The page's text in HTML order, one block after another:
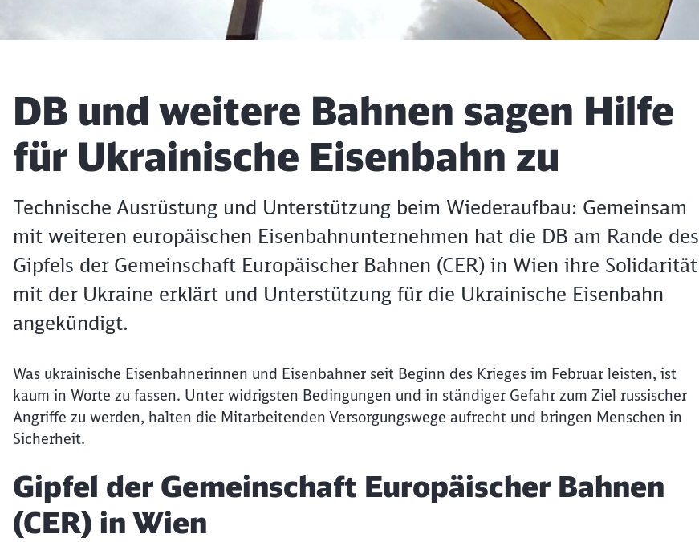
Artikel:
DB und weitere Bahnen sagen Hilfe
für Ukrainische Eisenbahn zu
Technische Ausrüstung und Unterstützung beim Wiederaufbau: Gemeinsam
mit weiteren europäischen Eisenbahnunternehmen hat die DB am Rande des
Gipfels der Gemeinschaft Europäischer Bahnen (CER) in Wien ihre Solidarität
mit der Ukraine erklärt und Unterstützung für die Ukrainische Eisenbahn
angekündigt.
Was ukrainische Eisenbahnerinnen und Eisenbahner seit Beginn des Krieges im Februar leisten, ist
kaum in Worte zu fassen. Unter widrigsten Bedingungen und in ständiger Gefahr zum Ziel russischer
Angriffe zu werden, halten die Mitarbeitenden Versorgungswege aufrecht und bringen Menschen in
Sicherheit.
Gipfel der Gemeinschaft Europäischer Bahnen
(CER) in Wien